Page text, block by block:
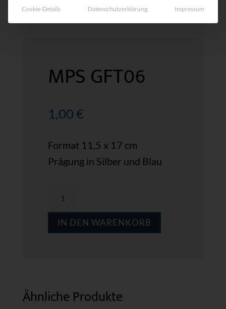
MPS GFT06
1,00€
Format 11,5 x 17 cm
Prägung in Silber und Blau
Menge
IN DEN WARENKORB
Ähnliche Produkte
Cookie-Details Datenschutzerklärung Impressum